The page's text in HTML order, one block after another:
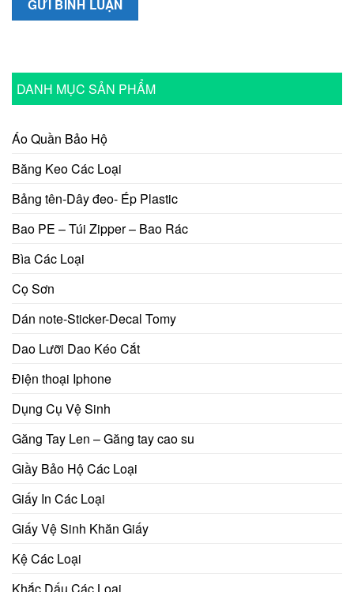
DANH MỤC SẢN PHẨM
Áo Quần Bảo Hộ
Băng Keo Các Loại
Bảng tên-Dây đeo- Ép Plastic
Bao PE – Túi Zipper – Bao Rác
Bìa Các Loại
Cọ Sơn
Dán note-Sticker-Decal Tomy
Dao Lưỡi Dao Kéo Cắt
Điện thoại Iphone
Dụng Cụ Vệ Sinh
Găng Tay Len – Găng tay cao su
Giầy Bảo Hộ Các Loại
Giấy In Các Loại
Giấy Vệ Sinh Khăn Giấy
Kệ Các Loại